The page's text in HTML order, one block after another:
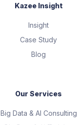
Kazee Insight
Insight
Case Study
Blog
Our Services
Big Data & AI Consulting